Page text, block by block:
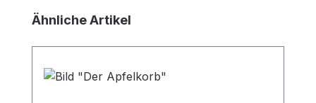
Produktgalerie überspringen
Ähnliche Artikel